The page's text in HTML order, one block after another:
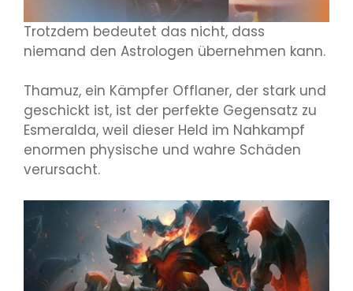
Trotzdem bedeutet das nicht, dass
niemand den Astrologen übernehmen kann.
Thamuz, ein Kämpfer Offlaner, der stark und
geschickt ist, ist der perfekte Gegensatz zu
Esmeralda, weil dieser Held im Nahkampf
enormen physische und wahre Schäden
verursacht.